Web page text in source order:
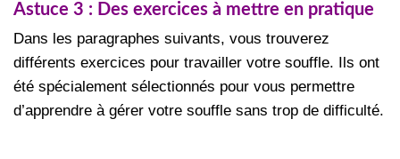
Astuce 3 : Des exercices à mettre en pratique
Dans les paragraphes suivants, vous trouverez
différents exercices pour travailler votre souffle. Ils ont
été spécialement sélectionnés pour vous permettre
d’apprendre à gérer votre souffle sans trop de difficulté.